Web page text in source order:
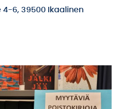
4-6, 39500 Ikaalinen